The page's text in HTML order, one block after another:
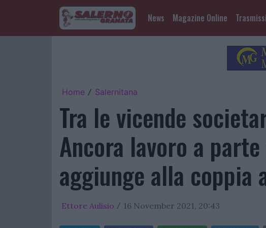
News Magazine Online
Home / Salernitana
Tra le vicende
Ancora lavoro a
aggiunge alla coppia
Ettore Aulisio / 16 November 2021, 20:43